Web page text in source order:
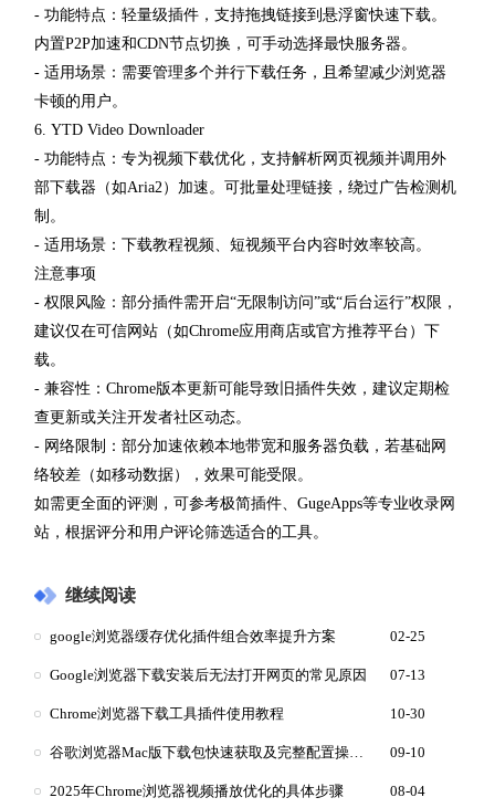
- 功能特点：轻量级插件，支持拖拽链接到悬浮窗快速下载。
内置P2P加速和CDN节点切换，可手动选择最快服务器。
- 适用场景：需要管理多个并行下载任务，且希望减少浏览器
卡顿的用户。
6. YTD Video Downloader
- 功能特点：专为视频下载优化，支持解析网页视频并调用外
部下载器（如Aria2）加速。可批量处理链接，绕过广告检测机
制。
- 适用场景：下载教程视频、短视频平台内容时效率较高。
注意事项
- 权限风险：部分插件需开启“无限制访问”或“后台运行”权限，
建议仅在可信网站（如Chrome应用商店或官方推荐平台）下
载。
- 兼容性：Chrome版本更新可能导致旧插件失效，建议定期检
查更新或关注开发者社区动态。
- 网络限制：部分加速依赖本地带宽和服务器负载，若基础网
络较差（如移动数据），效果可能受限。
如需更全面的评测，可参考极简插件、GugeApps等专业收录网
站，根据评分和用户评论筛选适合的工具。
继续阅读
google浏览器缓存优化插件组合效率提升方案 02-25
Google浏览器下载安装后无法打开网页的常见原因 07-13
Chrome浏览器下载工具插件使用教程 10-30
谷歌浏览器Mac版下载包快速获取及完整配置操作流程 09-10
2025年Chrome浏览器视频播放优化的具体步骤 08-04